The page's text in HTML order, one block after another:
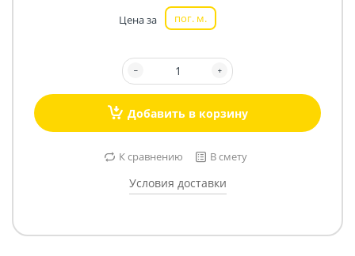
Цена за пог. м.
Добавить в корзину
К сравнению В смету
Условия доставки